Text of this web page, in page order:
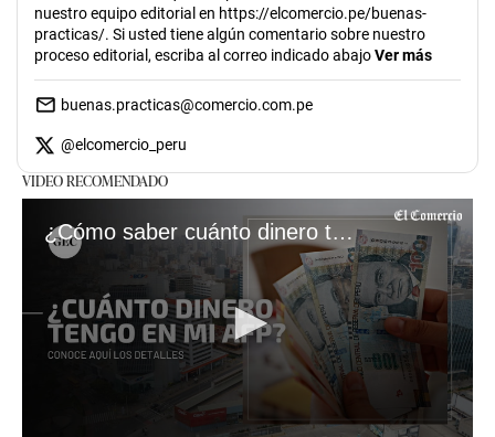
nuestro equipo editorial en https://elcomercio.pe/buenas-
practicas/. Si usted tiene algún comentario sobre nuestro
proceso editorial, escriba al correo indicado abajoVer más
buenas.practicas@comercio.com.pe
@elcomercio_peru
VIDEO RECOMENDADO
¿Cómo saber cuánto dinero tengo en mi AFP?